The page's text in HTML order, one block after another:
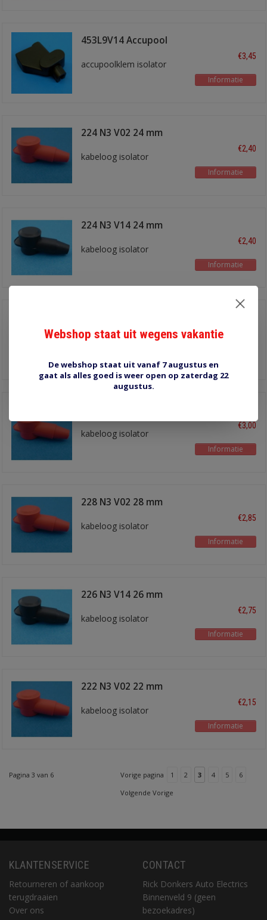
453L9V14 Accupool
accupoolklem isolator
€3,45
Informatie
224 N3 V02 24 mm
kabeloog isolator
€2,40
Informatie
224 N3 V14 24 mm
kabeloog isolator
€2,40
Informatie
zwart
kabeloog isolator
rood
kabeloog isolator
€3,00
Informatie
228 N3 V02 28 mm
kabeloog isolator
€2,85
Informatie
226 N3 V14 26 mm
kabeloog isolator
€2,75
Informatie
222 N3 V02 22 mm
kabeloog isolator
€2,15
Informatie
Pagina 3 van 6 Vorige pagina 1 2 3 4 5
6
Volgende Vorige
KLANTENSERVICE
Retourneren of aankoop
terugdraaien
Over ons
CONTACT
Rick Donkers Auto Electrics
Binnenveld 9 (geen
bezoekadres)
Webshop staat uit wegens vakantie
De webshop staat uit vanaf 7 augustus en
gaat als alles goed is weer open op zaterdag 22
augustus.